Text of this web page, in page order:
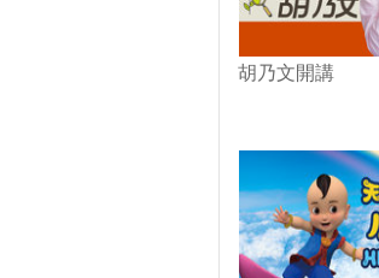
胡乃文開講